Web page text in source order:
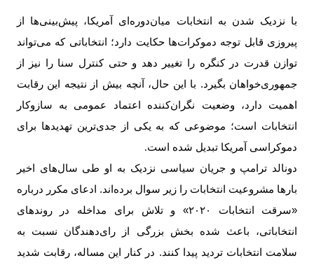
با نزدیک شدن به انتخابات میان‌دوره‌ای آمریکا، پیش‌بینی‌ها از
پیروزی قابل توجه دموکرات‌ها حکایت دارد؛ انتخاباتی که می‌تواند
توازن قدرت در کنگره را تغییر دهد و حتی کنترل سنا را نیز از
جمهوری‌خواهان بگیرد. با این حال، آنچه بیش از نتیجه این رقابت
اهمیت دارد، وضعیت نگران‌کننده اعتماد عمومی به سازوکار
انتخابات است؛ موضوعی که به یکی از جدی‌ترین تهدیدها برای
دموکراسی آمریکا تبدیل شده است.
دونالد ترامپ و جریان سیاسی نزدیک به او طی سال‌های اخیر
بارها مشروعیت انتخابات را زیر سوال برده‌اند. ادعای مکرر درباره
«سرقت انتخابات
۲۰۲۰»
و تلاش برای مداخله در روندهای
انتخاباتی، باعث شده بخش بزرگی از رای‌دهندگان نسبت به
سلامت انتخابات تردید پیدا کنند. در کنار این مساله، رقابت شدید